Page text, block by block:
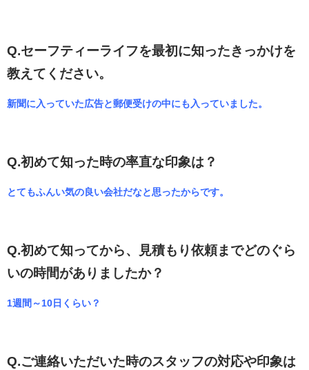
Q.セーフティーライフを最初に知ったきっかけを
教えてください。
新聞に入っていた広告と郵便受けの中にも入っていました。
Q.初めて知った時の率直な印象は？
とてもふんい気の良い会社だなと思ったからです。
Q.初めて知ってから、見積もり依頼までどのぐら
いの時間がありましたか？
1週間～10日くらい？
Q.ご連絡いただいた時のスタッフの対応や印象は